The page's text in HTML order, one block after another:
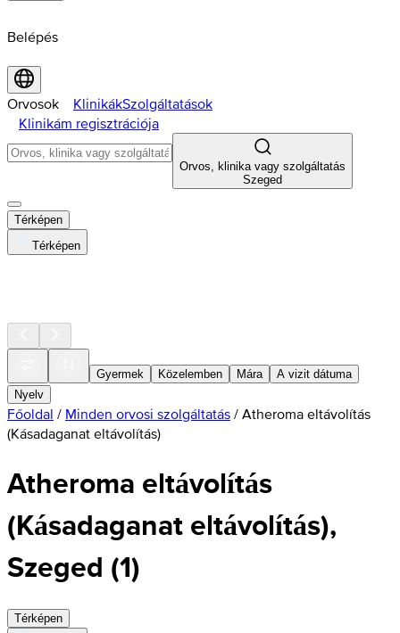
Belépés
Orvosok KlinikákSzolgáltatások
Klinikám regisztrációja
Orvos, klinika vagy szolgáltatás
Szeged
Térképen
Térképen
Gyermek Közelemben Mára
A vizit dátuma
Nyelv
Főoldal / Minden orvosi szolgáltatás / Atheroma eltávolítás
(Kásadaganat eltávolítás)
Atheroma eltávolítás
(Kásadaganat eltávolítás),
Szeged (1)
Térképen